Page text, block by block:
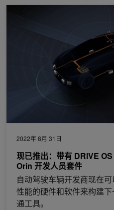
2022年 8月 31日
现已推出：带有 DRIVE
Orin 开发人员套件
自动驾驶车辆开发商现在
性能的硬件和软件来构建
通工具。
现已推出：带有 DRIVE OS 6